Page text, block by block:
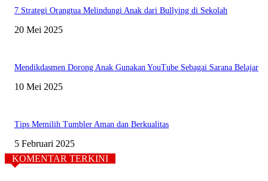
7 Strategi Orangtua Melindungi Anak dari Bullying di Sekolah
20 Mei 2025
Mendikdasmen Dorong Anak Gunakan YouTube Sebagai Sarana Belajar
10 Mei 2025
Tips Memilih Tumbler Aman dan Berkualitas
5 Februari 2025
KOMENTAR TERKINI